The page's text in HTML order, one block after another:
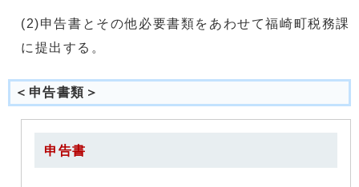
(2)申告書とその他必要書類をあわせて福崎町税務課
に提出する。
＜申告書類＞
申告書